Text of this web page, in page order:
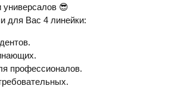
😎
для Вас 4 линейки:
профессионалов.